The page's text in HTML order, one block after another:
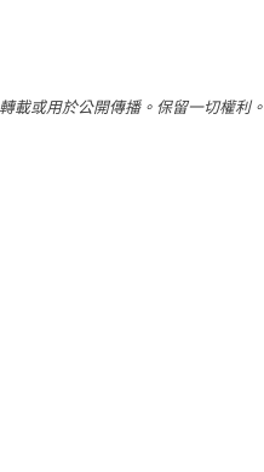
載或用於公開傳播。保留一切權利。